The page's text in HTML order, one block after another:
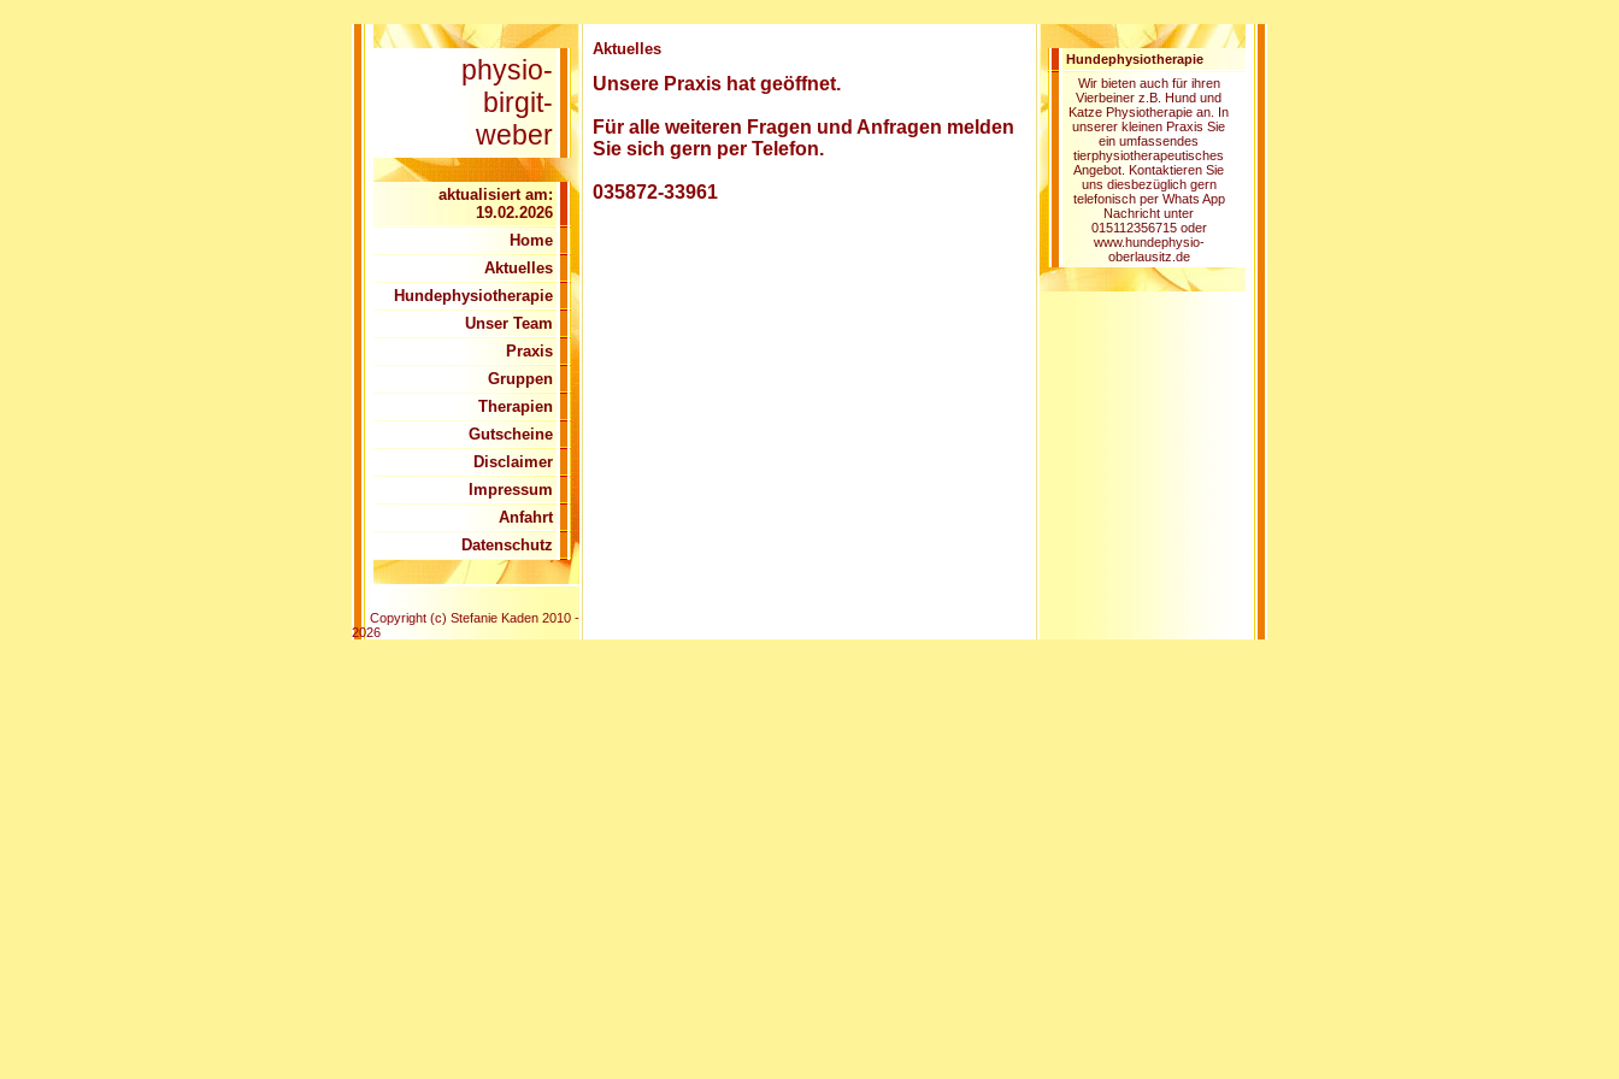
physio-
birgit-
weber
aktualisiert am:
19.02.2026
Home
Aktuelles
Hundephysiotherapie
Unser Team
Praxis
Gruppen
Therapien
Gutscheine
Disclaimer
Impressum
Anfahrt
Datenschutz
Copyright (c) Stefanie Kaden 2010 -
2026
Aktuelles
Unsere Praxis hat geöffnet.
Für alle weiteren Fragen und Anfragen melden
Sie sich gern per Telefon.
035872-33961
Hundephysiotherapie
Wir bieten auch für ihren
Vierbeiner z.B. Hund und
Katze Physiotherapie an. In
unserer kleinen Praxis Sie
ein umfassendes
tierphysiotherapeutisches
Angebot. Kontaktieren Sie
uns diesbezüglich gern
telefonisch per Whats App
Nachricht unter
015112356715 oder
www.hundephysio-
oberlausitz.de